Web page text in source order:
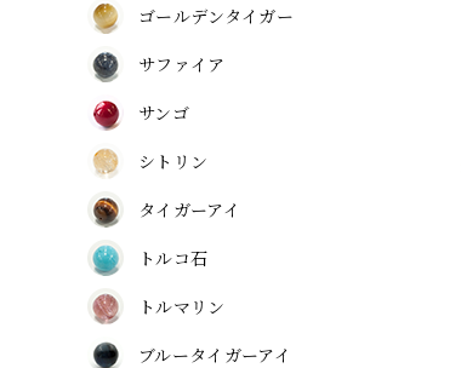
ゴールデンタイガー
サファイア
サンゴ
シトリン
タイガーアイ
トルコ石
トルマリン
ブルータイガーアイ